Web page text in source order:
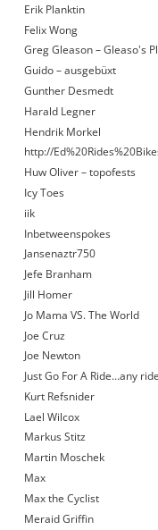
Erik Planktin
Felix Wong
Greg Gleason – Gleaso's
Guido – ausgebüxt
Gunther Desmedt
Harald Legner
Hendrik Morkel
http://
Huw Oliver – topofests
Icy Toes
iik
Inbetweenspokes
Jansenaztr750
Jefe Branham
Jill Homer
Jo Mama VS. The World
Joe Cruz
Joe Newton
Just Go For A Ride…any ride
Kurt Refsnider
Lael Wilcox
Markus Stitz
Martin Moschek
Max
Max the Cyclist
Meraid Griffin